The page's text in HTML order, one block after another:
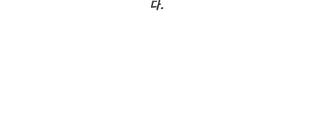
다.